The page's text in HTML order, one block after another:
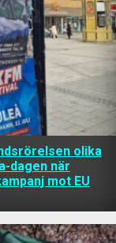
olika
dagen när
mot EU